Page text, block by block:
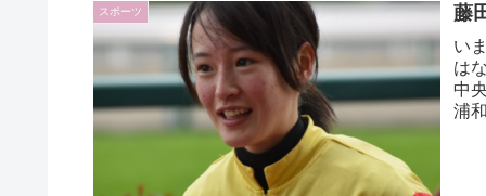
スポーツ 藤
い
は
中
浦